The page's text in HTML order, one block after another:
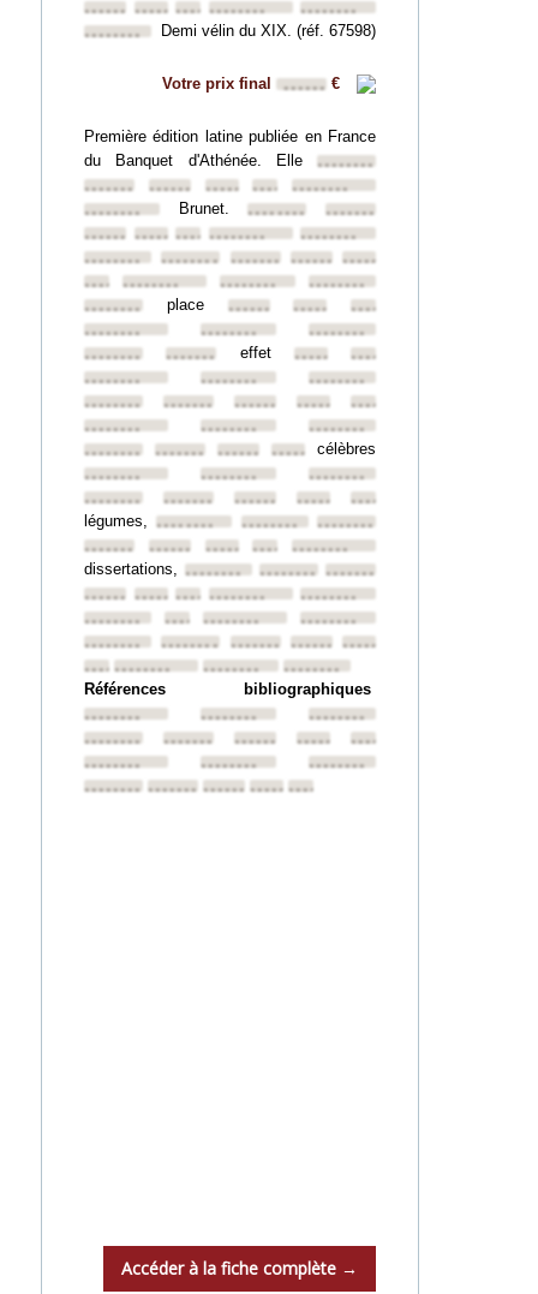
••••••••••••••••••••••••••••••••
••••••••
••••••••
Demi vélin du XIX. (réf. 67598)
Votre prix final •••••• €
Première édition latine publiée en France
du Banquet d'Athénée. Elle ••••••••
••••••••
••••••••••••••••••••••••••••••••
••••••••
Brunet.••••••••
••••••••
••••••••••••••••••••••••••••••••
••••••••
••••••••
•••••••• •••••••• ••••••••••••••••
•••••••••••••••• ••••••••
••••••••
•••••••• place •••••••• ••••••••••••••••
••••••••
••••••••
••••••••
••••••••
•••••••• effet ••••••••••••••••
••••••••
••••••••
••••••••
••••••••
•••••••• •••••••• ••••••••••••••••
••••••••
••••••••
••••••••
••••••••
•••••••• ••••••••••••••••célèbres
••••••••
••••••••
••••••••
••••••••
•••••••• •••••••• ••••••••••••••••
légumes,•••••••• ••••••••
••••••••
••••••••
••••••••••••••••••••••••••••••••
dissertations, •••••••• •••••••• ••••••••
••••••••••••••••••••••••••••••••
••••••••
••••••••
••••••••••••••••
••••••••
••••••••
•••••••• •••••••• ••••••••••••••••
•••••••••••••••• ••••••••
••••••••
Références bibliographiques
••••••••
••••••••
••••••••
••••••••
•••••••• •••••••• ••••••••••••••••
••••••••
••••••••
••••••••
•••••••• ••••••••••••••••••••••••••••••••
Accéder à la fiche complète →